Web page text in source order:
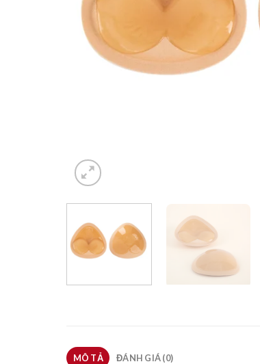
MÔ TẢ ĐÁNH GIÁ (0)